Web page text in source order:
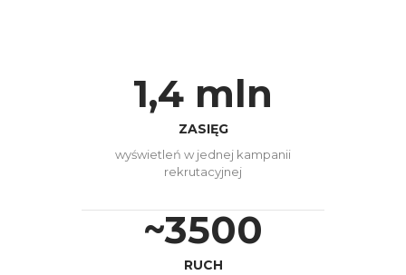
1,4 mln
ZASIĘG
wyświetleń w jednej kampanii
rekrutacyjnej
~3500
RUCH